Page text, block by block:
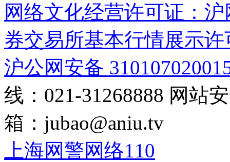
网络文化经营许可证：
券交易所基本行情展示许
沪公网安备
线：021-31268888 网站
箱： jubao@aniu.tv
上海网警网络110